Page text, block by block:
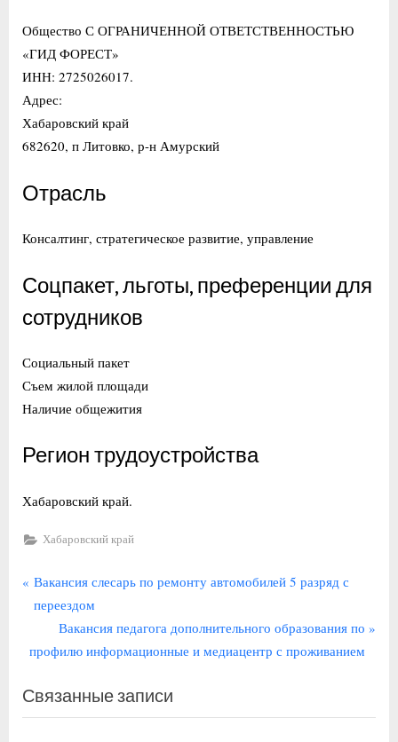
Общество С ОГРАНИЧЕННОЙ ОТВЕТСТВЕННОСТЬЮ
«ГИД ФОРЕСТ»
ИНН: 2725026017.
Адрес:
Хабаровский край
682620, п Литовко, р-н Амурский
Отрасль
Консалтинг, стратегическое развитие, управление
Соцпакет, льготы, преференции для
сотрудников
Социальный пакет
Съем жилой площади
Наличие общежития
Регион трудоустройства
Хабаровский край.
Хабаровский край
Навигация
по
записям
П
р
д
д
у
Вакансия слесарь по ремонту автомобилей 5 разряд с
переездом
С
л
д
у
Вакансия педагога дополнительного образования по
профилю информационные и медиацентр с проживанием
Связанные записи